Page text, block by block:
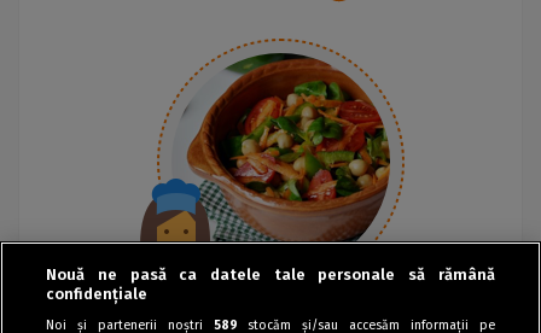
Nouă ne pasă ca datele tale personale să rămână
confidențiale
Noi și partenerii noștri 589 stocăm și/sau accesăm informații pe